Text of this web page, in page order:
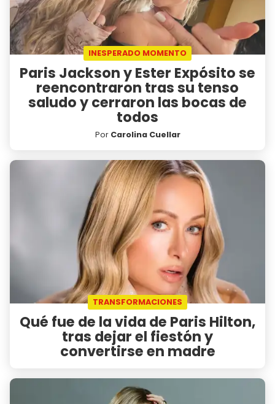
INESPERADO MOMENTO
Paris Jackson y Ester Expósito se
reencontraron tras su tenso
saludo y cerraron las bocas de
todos
Por Carolina Cuellar
TRANSFORMACIONES
Qué fue de la vida de Paris Hilton,
tras dejar el fiestón y
convertirse en madre